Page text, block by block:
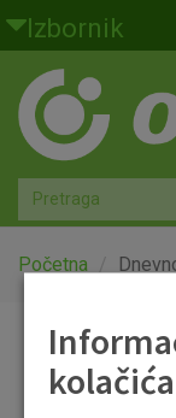
Skoči na glavni
Izbornik
Građani
Privatno bankarstvo
Agro
Mala poduzeća i
Globalna tržišta
Početna
kolačića